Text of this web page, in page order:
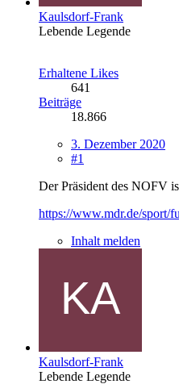
Kaulsdorf-Frank
Lebende Legende
Erhaltene Likes
641
Beiträge
18.866
3. Dezember 2020
#1
Der Präsident des NOFV
https://www.mdr.de/sport/
Inhalt melden
Kaulsdorf-Frank
Lebende Legende